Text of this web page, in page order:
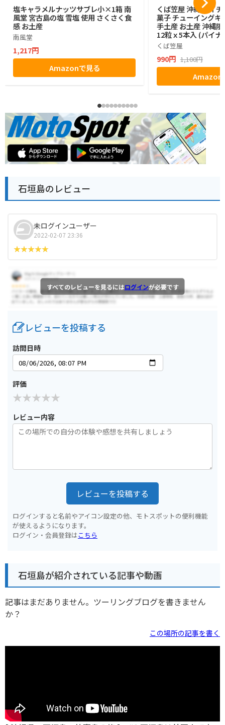
塩キャラメルナッツサブレ小×1箱 南
風堂 宮古島の塩 雪塩 使用 さくさく食
感 お土産
南風堂
1,217円
Amazonで見る
くば笠屋 沖縄 ハイ
菓子 チューイングキ
手土産 お土産 沖縄
12粒ｘ5本入 (パイナ
くば笠屋
990円 1,100円
Amazon
石垣島のレビュー
未ログインユーザー
2022-02-07 23:36
すべてのレビューを見るにはログインが必要です
レビューを投稿する
訪問日時
評価
レビュー内容
レビューを投稿する
ログインすると名前やアイコン設定の他、モトスポットの便利機能
が使えるようになります。
ログイン・会員登録はこちら
石垣島が紹介されている記事や動画
記事はまだありません。ツーリングブログを書きません
か？
この場所の記事を書く